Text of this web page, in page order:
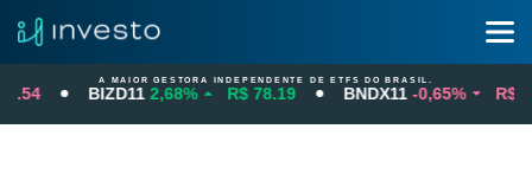
A MAIOR GESTORA INDEPENDENTE DE ETFS DO BRASIL.
BIZD112,68% R$ 78.19 BNDX11-0,65% R$